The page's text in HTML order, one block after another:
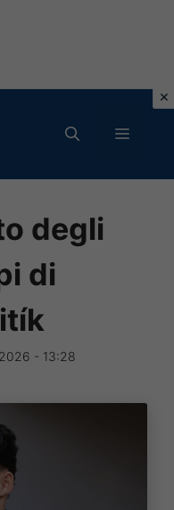
MENU
degli
di
- 13:28